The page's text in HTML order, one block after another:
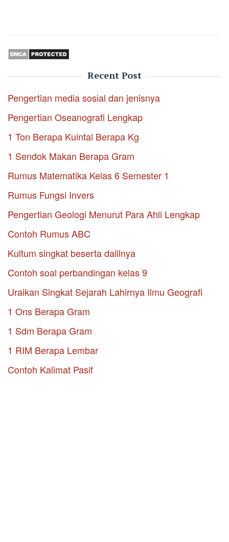
Recent Post
Pengertian media sosial dan jenisnya
Pengertian Oseanografi Lengkap
1 Ton Berapa Kuintal Berapa Kg
1 Sendok Makan Berapa Gram
Rumus Matematika Kelas 6 Semester 1
Rumus Fungsi Invers
Pengertian Geologi Menurut Para Ahli Lengkap
Contoh Rumus ABC
Kultum singkat beserta dalilnya
Contoh soal perbandingan kelas 9
Uraikan Singkat Sejarah Lahirnya Ilmu Geografi
1 Ons Berapa Gram
1 Sdm Berapa Gram
1 RIM Berapa Lembar
Contoh Kalimat Pasif